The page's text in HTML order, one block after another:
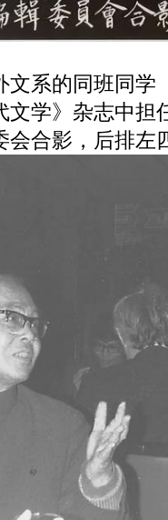
文系的同班同学
文学》杂志中担
会合影，后排左